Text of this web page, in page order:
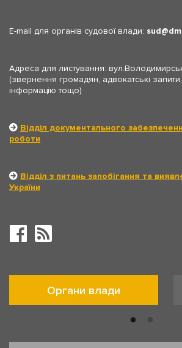
E-mail для органів судової влади: sud
Адреса для листування:
(звернення громадян, адвокатські
інформацію тощо)
Відділ документального
роботи
Відділ з питань запобігання та
України
Органи влади